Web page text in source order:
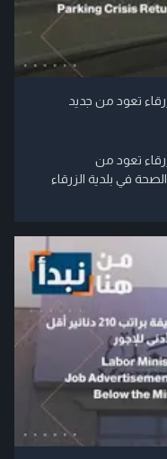
تعود من جديد
تعود من
في بلدية الزرقاء